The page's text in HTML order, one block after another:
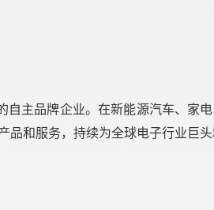
主品牌企业。在新能源汽车、
和服务，持续为全球电子行业巨